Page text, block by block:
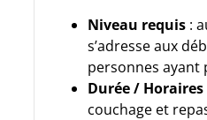
Niveau requis :
s’adresse aux
personnes ayant
Durée / Horaires
couchage et